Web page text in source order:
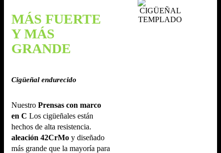
MÁS FUERTE
Y MÁS
GRANDE
Cigüeñal endurecido
Nuestro Prensas con marco
en C Los cigüeñales están
hechos de alta resistencia.
aleación 42CrMo y diseñado
más grande que la mayoría para